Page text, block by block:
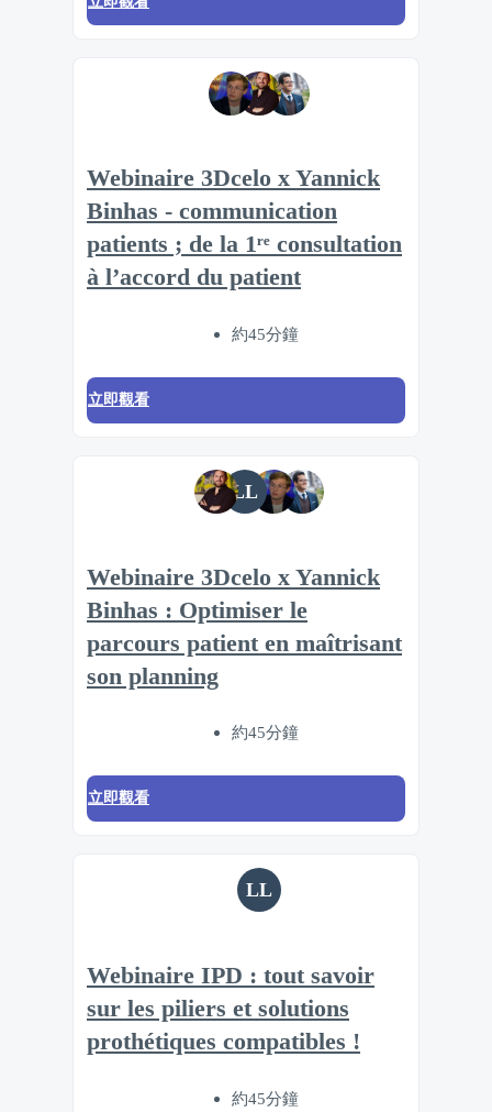
Webinaire 3Dcelo x Yannick
Binhas - communication
patients ; de la 1ʳᵉ consultation
à l’accord du patient
約45分鐘
立即觀看
LL
Webinaire 3Dcelo x Yannick
Binhas : Optimiser le
parcours patient en maîtrisant
son planning
約45分鐘
立即觀看
LL
Webinaire IPD : tout savoir
sur les piliers et solutions
prothétiques compatibles !
約45分鐘